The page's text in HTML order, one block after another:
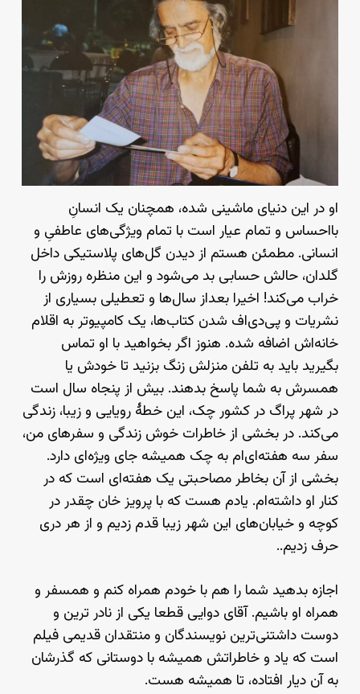
او در این دنیای ماشینی شده، همچنان یک انسانِ
بااحساس و تمام عیار است با تمام ویژگی‌های عاطفیِ و
انسانی. مطمئن هستم از دیدن گل‌های پلاستیکی داخل
گلدان، حالش حسابی بد می‌شود و این منظره روزش را
خراب می‌کند! اخیرا بعداز سال‌ها و تعطیلی بسیاری از
نشریات و پی‌دی‌اف شدن کتاب‌ها، یک کامپیوتر به اقلام
خانه‌اش اضافه شده. هنوز اگر بخواهید با او تماس
بگیرید باید به تلفن منزلش زنگ بزنید تا خودش یا
همسرش به شما پاسخ بدهند. بیش از پنجاه سال است
در شهر پراگ در کشور چک، این خطهٔ رویایی و زیبا، زندگی
می‌کند. در بخشی از خاطرات خوش زندگی و سفرهای من،
سفر سه هفته‌ای‌ام به چک همیشه جای ویژه‌ای دارد.
بخشی از آن بخاطر مصاحبتی یک هفته‌ای است که در
کنار او داشته‌ام. یادم هست که با پرویز خان چقدر در
کوچه و خیابان‌های این شهر زیبا قدم زدیم و از هر دری
حرف زدیم..
اجازه بدهید شما را هم با خودم همراه کنم و همسفر و
همراه او باشیم. آقای دوایی قطعا یکی از نادر ترین و
دوست داشتنی‌ترین نویسندگان و منتقدان قدیمی فیلم
است که یاد و خاطراتش همیشه با دوستانی که گذرشان
به آن دیار افتاده، تا همیشه هست.